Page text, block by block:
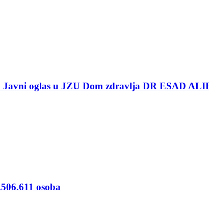
Javni oglas u JZU Dom zdravlja DR ESAD
osoba